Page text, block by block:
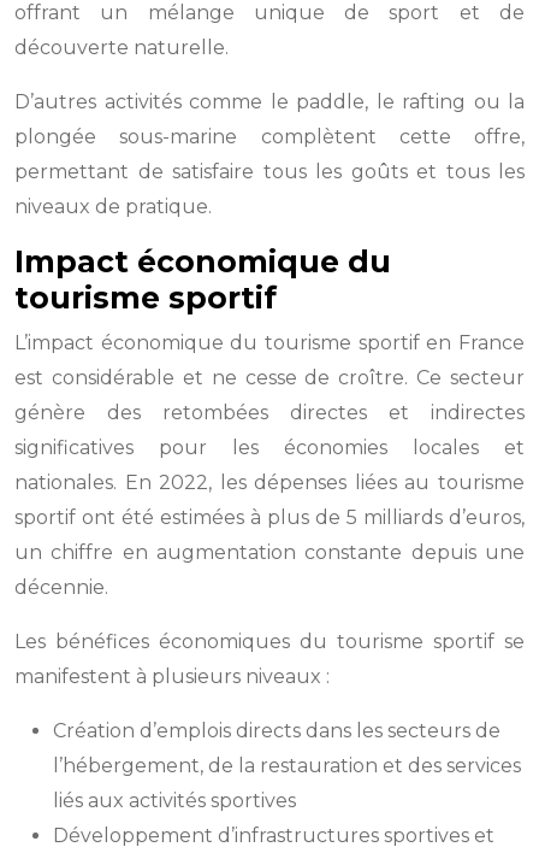
offrant un mélange unique de sport et de
découverte naturelle.
D’autres activités comme le paddle, le rafting ou la
plongée sous-marine complètent cette offre,
permettant de satisfaire tous les goûts et tous les
niveaux de pratique.
Impact économique du
tourisme sportif
L’impact économique du tourisme sportif en France
est considérable et ne cesse de croître. Ce secteur
génère des retombées directes et indirectes
significatives pour les économies locales et
nationales. En 2022, les dépenses liées au tourisme
sportif ont été estimées à plus de 5 milliards d’euros,
un chiffre en augmentation constante depuis une
décennie.
Les bénéfices économiques du tourisme sportif se
manifestent à plusieurs niveaux :
Création d’emplois directs dans les secteurs de
l’hébergement, de la restauration et des services
liés aux activités sportives
Développement d’infrastructures sportives et